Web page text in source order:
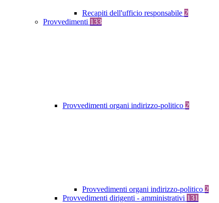
Recapiti dell'ufficio responsabile 2
Provvedimenti 133
Provvedimenti organi indirizzo-politico 2
Provvedimenti organi indirizzo-politico 2
Provvedimenti dirigenti - amministrativi 131